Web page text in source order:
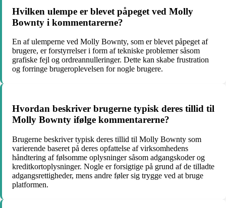
Hvilken ulempe er blevet påpeget ved Molly
Bownty i kommentarerne?
En af ulemperne ved Molly Bownty, som er blevet påpeget af
brugere, er forstyrrelser i form af tekniske problemer såsom
grafiske fejl og ordreannulleringer. Dette kan skabe frustration
og forringe brugeroplevelsen for nogle brugere.
Hvordan beskriver brugerne typisk deres tillid til
Molly Bownty ifølge kommentarerne?
Brugerne beskriver typisk deres tillid til Molly Bownty som
varierende baseret på deres opfattelse af virksomhedens
håndtering af følsomme oplysninger såsom adgangskoder og
kreditkortoplysninger. Nogle er forsigtige på grund af de tilladte
adgangsrettigheder, mens andre føler sig trygge ved at bruge
platformen.